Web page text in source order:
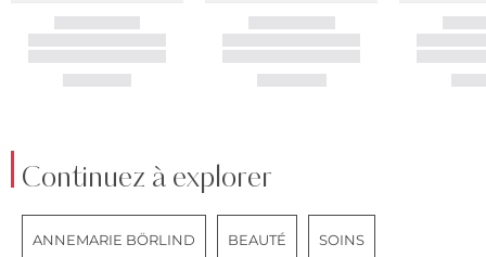
Continuez à explorer
ANNEMARIE BÖRLIND BEAUTÉ SOINS